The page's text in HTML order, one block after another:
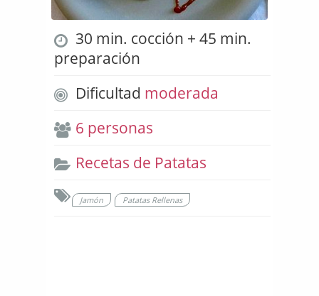
30 min. cocción + 45 min.
preparación
Dificultad moderada
6 personas
Recetas de Patatas
Jamón Patatas Rellenas